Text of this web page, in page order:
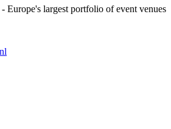
Europe's largest portfolio of event venues